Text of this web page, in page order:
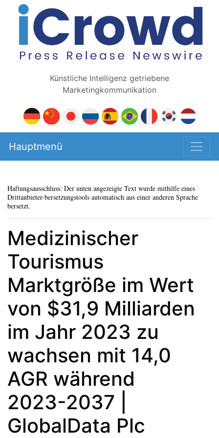
Künstliche Intelligenz getriebene
Marketingkommunikation
Hauptmenü
Haftungsausschluss: Der unten angezeigte Text wurde mithilfe eines
Drittanbieter-bersetzungstools automatisch aus einer anderen Sprache
bersetzt.
Medizinischer
Tourismus
Marktgröße im Wert
von $31,9 Milliarden
im Jahr 2023 zu
wachsen mit 14,0
AGR während
2023-2037 |
GlobalData Plc